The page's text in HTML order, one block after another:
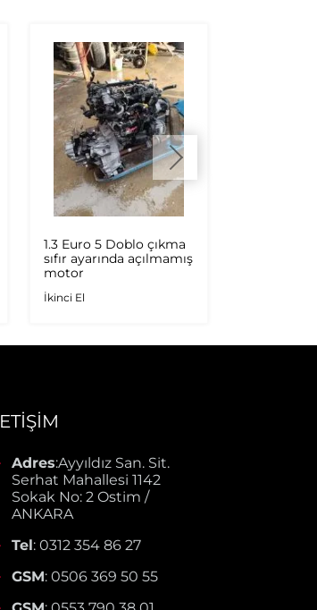
1.3 Euro 5 Doblo çıkma
sıfır ayarında açılmamış
motor
İkinci El
Adres:Ayyıldız San. Sit.
Serhat Mahallesi 1142
Sokak No: 2 Ostim /
ANKARA
Tel: 0312 354 86 27
GSM: 0506 369 50 55